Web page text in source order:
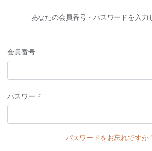
あなたの会員番号・パスワードを入力
会員番号
パスワード
パスワードをお忘れですか